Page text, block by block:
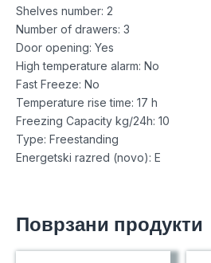
Shelves number: 2
Number of drawers: 3
Door opening: Yes
High temperature alarm: No
Fast Freeze: No
Temperature rise time: 17 h
Freezing Capacity kg/24h: 10
Type: Freestanding
Energetski razred (novo): E
Поврзани продукти